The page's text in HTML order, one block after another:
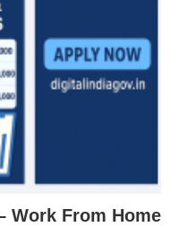
Work From Home